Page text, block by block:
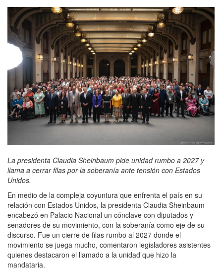
La presidenta Claudia Sheinbaum pide unidad rumbo a 2027 y
llama a cerrar filas por la soberanía ante tensión con Estados
Unidos.
En medio de la compleja coyuntura que enfrenta el país en su
relación con Estados Unidos, la presidenta Claudia Sheinbaum
encabezó en Palacio Nacional un cónclave con diputados y
senadores de su movimiento, con la soberanía como eje de su
discurso. Fue un cierre de filas rumbo al 2027 donde el
movimiento se juega mucho, comentaron legisladores asistentes
quienes destacaron el llamado a la unidad que hizo la
mandataria.